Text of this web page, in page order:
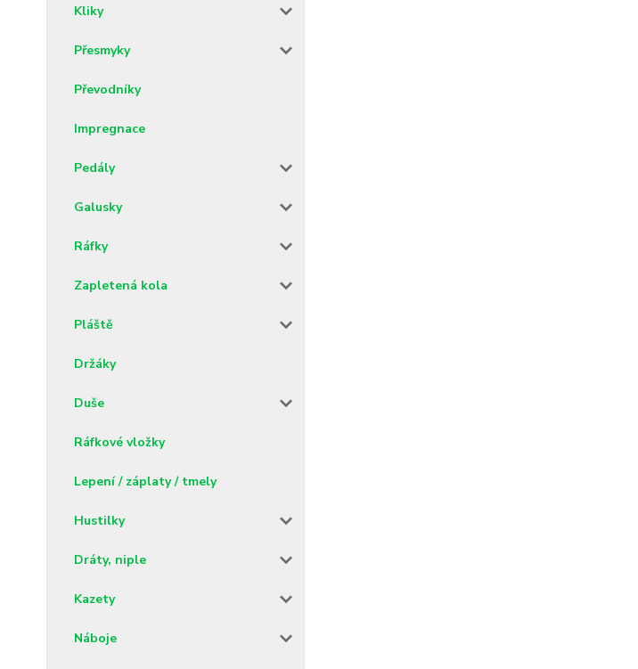
Kliky
Přesmyky
Převodníky
Impregnace
Pedály
Galusky
Ráfky
Zapletená kola
Pláště
Držáky
Duše
Ráfkové vložky
Lepení / záplaty / tmely
Hustilky
Dráty, niple
Kazety
Náboje